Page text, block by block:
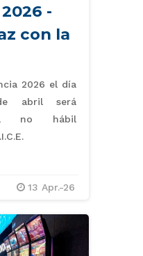
-
con la
2026 el día
abril será
no hábil
13 Apr.-26